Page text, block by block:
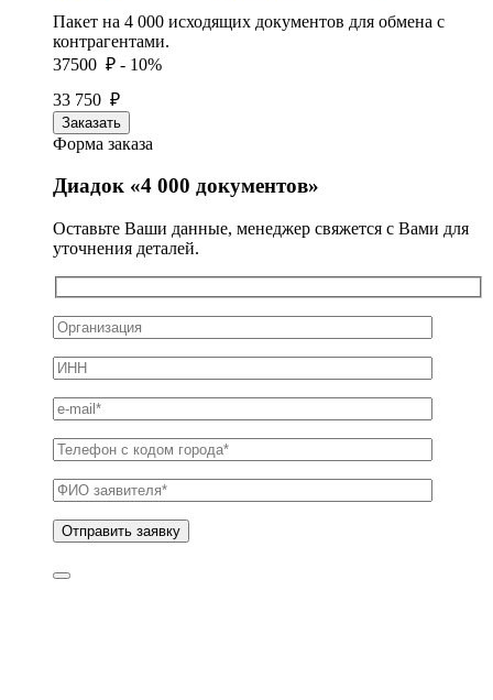
Пакет на 4 000 исходящих документов для обмена с
контрагентами.
37500 ₽ - 10%
33 750 ₽
Заказать
Форма заказа
Диадок «4 000 документов»
Оставьте Ваши данные, менеджер свяжется с Вами для
уточнения деталей.